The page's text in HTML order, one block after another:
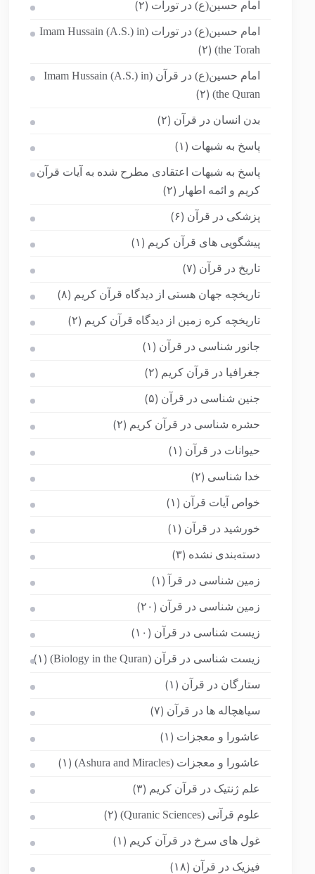
امام حسین(ع) در تورات (۲)
امام حسین(ع) در تورات (Imam Hussain (A.S.) in
the Torah)
(۲)
امام حسین(ع) در قرآن (Imam Hussain (A.S.) in
the Quran)
(۲)
بدن انسان در قرآن (۲)
پاسخ به شبهات (۱)
پاسخ به شبهات اعتقادی مطرح شده به آیات قرآن
کریم و ائمه اطهار
(۲)
پزشکی در قرآن (۶)
پیشگویی های قرآن کریم (۱)
تاریخ در قرآن (۷)
تاریخچه جهان هستی از دیدگاه قرآن کریم (۸)
تاریخچه کره زمین از دیدگاه قرآن کریم (۲)
جانور شناسی در قرآن (۱)
جغرافیا در قرآن کریم (۲)
جنین شناسی در قرآن (۵)
حشره شناسی در قرآن کریم (۲)
حیوانات در قرآن (۱)
خدا شناسی (۲)
خواص آیات قرآن (۱)
خورشید در قرآن (۱)
دسته‌بندی نشده (۳)
زمین شناسی در قرآ (۱)
زمین شناسی در قرآن (۲۰)
زیست شناسی در قرآن (۱۰)
زیست شناسی در قرآن (Biology in the Quran) (۱)
ستارگان در قرآن (۱)
سیاهچاله ها در قرآن (۷)
عاشورا و معجزات (۱)
عاشورا و معجزات (Ashura and Miracles) (۱)
علم ژنتیک در قرآن کریم (۳)
علوم قرآنی (Quranic Sciences) (۲)
غول های سرخ در قرآن کریم (۱)
فیزیک در قرآن (۱۸)